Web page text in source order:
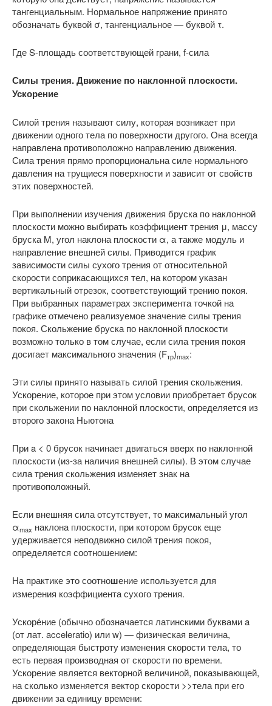
тангенциальным. Нормальное напряжение принято
обозначать буквой σ, тангенциальное — буквой τ.
Где S-площадь соответствующей грани, f-сила
Силы трения. Движение по наклонной плоскости.
Ускорение
Силой трения называют силу, которая возникает при
движении одного тела по поверхности другого. Она всегда
направлена противоположно направлению движения.
Сила трения прямо пропорциональна силе нормального
давления на трущиеся поверхности и зависит от свойств
этих поверхностей.
При выполнении изучения движения бруска по наклонной
плоскости можно выбирать коэффициент трения μ, массу
бруска M, угол наклона плоскости α, а также модуль и
направление внешней силы. Приводится график
зависимости силы сухого трения от относительной
скорости соприкасающихся тел, на котором указан
вертикальный отрезок, соответствующий трению покоя.
При выбранных параметрах эксперимента точкой на
графике отмечено реализуемое значение силы трения
покоя. Скольжение бруска по наклонной плоскости
возможно только в том случае, если сила трения покоя
досигает максимального значения (Fтр)max:
Эти силы принято называть силой трения скольжения.
Ускорение, которое при этом условии приобретает брусок
при скольжении по наклонной плоскости, определяется из
второго закона Ньютона
При a < 0 брусок начинает двигаться вверх по наклонной
плоскости (из-за наличия внешней силы). В этом случае
сила трения скольжения изменяет знак на
противоположный.
Если внешняя сила отсутствует, то максимальный угол
αmax наклона плоскости, при котором брусок еще
удерживается неподвижно силой трения покоя,
определяется соотношением:
На практике это соотношение используется для
измерения коэффициента сухого трения.
Ускоре́ние (обычно обозначается латинскими буквами a
(от лат. acceleratio) или w) — физическая величина,
определяющая быстроту изменения скорости тела, то
есть первая производная от скорости по времени.
Ускорение является векторной величиной, показывающей,
на сколько изменяется вектор скорости >>тела при его
движении за единицу времени: